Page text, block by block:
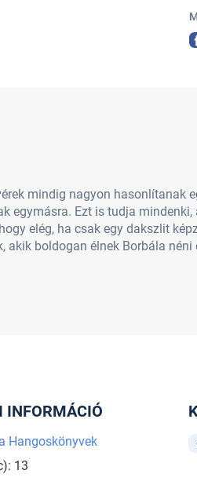
mindig nagyon hasonlítanak
egymásra. Ezt is tudja
elég, ha csak egy dakszlit
akik boldogan élnek Borbála
INFORMÁCIÓ
Hangoskönyvek
13